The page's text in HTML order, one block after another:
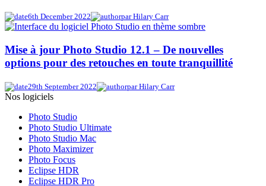
6th December 2022 par Hilary Carr
Mise à jour Photo Studio 12.1 – De nouvelles
options pour des retouches en toute tranquillité
29th September 2022 par Hilary Carr
Nos logiciels
Photo Studio
Photo Studio Ultimate
Photo Studio Mac
Photo Maximizer
Photo Focus
Eclipse HDR
Eclipse HDR Pro